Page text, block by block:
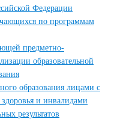
Федерации
по программам
предметно-
образовательной
образования лицами с
и инвалидами
результатов